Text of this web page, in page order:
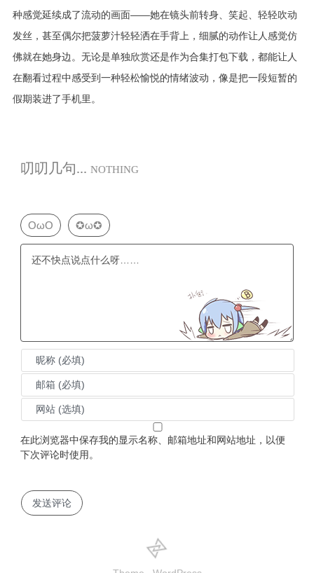
种感觉延续成了流动的画面——她在镜头前转身、笑起、轻轻吹动
发丝，甚至偶尔把菠萝汁轻轻洒在手背上，细腻的动作让人感觉仿
佛就在她身边。无论是单独欣赏还是作为合集打包下载，都能让人
在翻看过程中感受到一种轻松愉悦的情绪波动，像是把一段短暂的
假期装进了手机里。
叨叨几句... NOTHING
OωO ✪ω✪
在此浏览器中保存我的显示名称、邮箱地址和网站地址，以便
下次评论时使用。